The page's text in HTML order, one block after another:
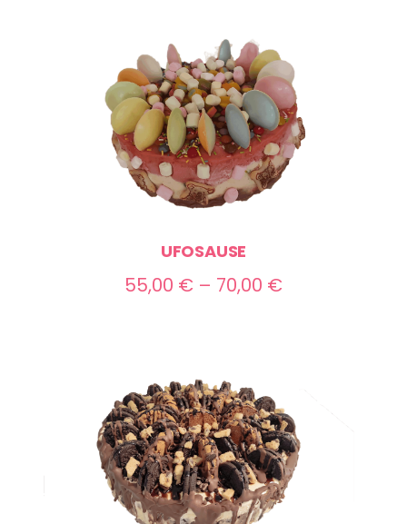
UFOSAUSE
55,00 € – 70,00 €Preisspanne: